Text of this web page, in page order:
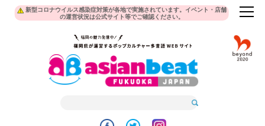
新型コロナウイルス感染症対策が各地で実施されています。イベント・店舗
の運営状況は公式サイト等でご確認ください。